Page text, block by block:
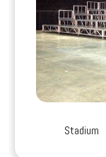
Stadium